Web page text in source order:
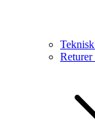
Returer